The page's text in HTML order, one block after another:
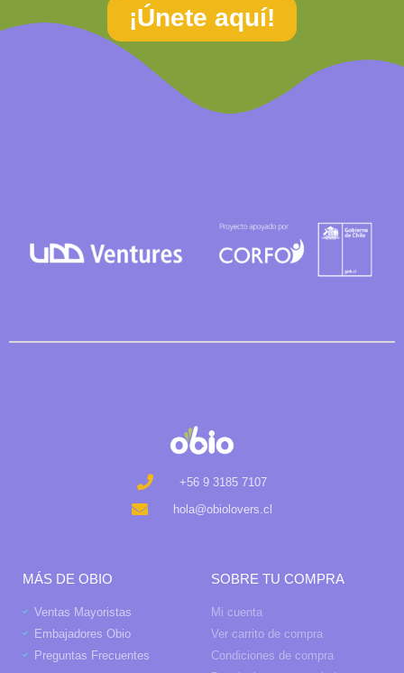
¡Únete aquí!
+56 9 3185 7107
hola@obiolovers.cl
MÁS DE OBIO
Ventas Mayoristas
Embajadores Obio
Preguntas Frecuentes
SOBRE TU COMPRA
Mi cuenta
Ver carrito de compra
Condiciones de compra